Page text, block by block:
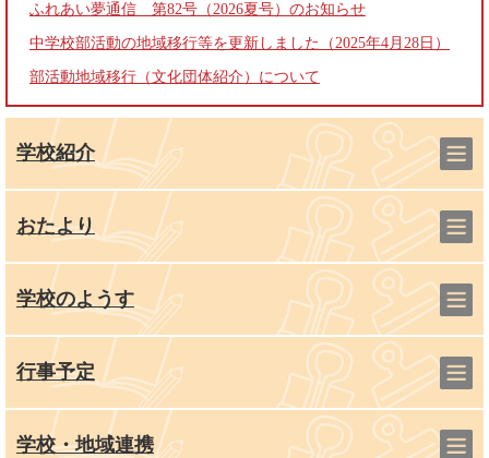
ふれあい夢通信 第82号（2026夏号）のお知らせ
中学校部活動の地域移行等を更新しました（2025年4月28日）
部活動地域移行（文化団体紹介）について
学校紹介
おたより
学校のようす
行事予定
学校・地域連携